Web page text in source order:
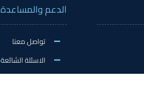
الدعم والمساعدة
تواصل معنا
الاسئلة الشائعة